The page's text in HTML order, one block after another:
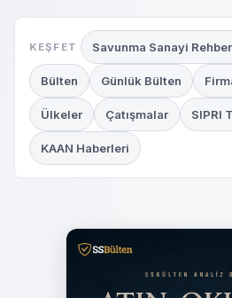
KEŞFET Savunma Sanayi
Bülten Günlük Bülten
Ülkeler Çatışmalar SIPRI
KAAN Haberleri